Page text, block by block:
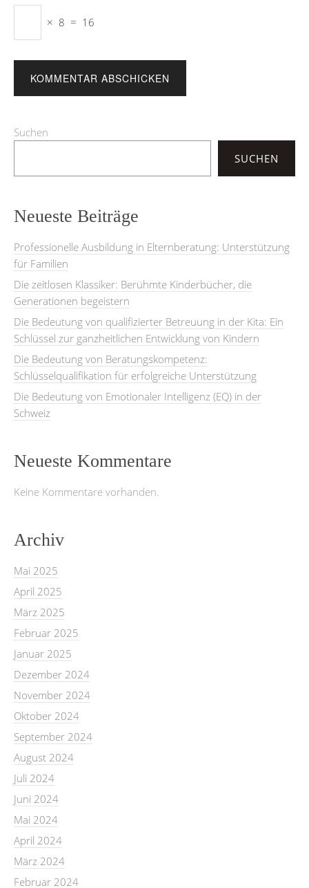
× 8 = 16
Suchen
SUCHEN
Neueste Beiträge
Professionelle Ausbildung in Elternberatung: Unterstützung
für Familien
Die zeitlosen Klassiker: Berühmte Kinderbücher, die
Generationen begeistern
Die Bedeutung von qualifizierter Betreuung in der Kita: Ein
Schlüssel zur ganzheitlichen Entwicklung von Kindern
Die Bedeutung von Beratungskompetenz:
Schlüsselqualifikation für erfolgreiche Unterstützung
Die Bedeutung von Emotionaler Intelligenz (EQ) in der
Schweiz
Neueste Kommentare
Keine Kommentare vorhanden.
Archiv
Mai 2025
April 2025
März 2025
Februar 2025
Januar 2025
Dezember 2024
November 2024
Oktober 2024
September 2024
August 2024
Juli 2024
Juni 2024
Mai 2024
April 2024
März 2024
Februar 2024